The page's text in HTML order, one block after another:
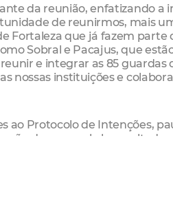
da reunião, enfatizando
de reunirmos, mais
Fortaleza que já fazem parte
Sobral e Pacajus, que
e integrar as 85 guardas
nossas instituições e
ao Protocolo de Intenções,
de um workshop voltado